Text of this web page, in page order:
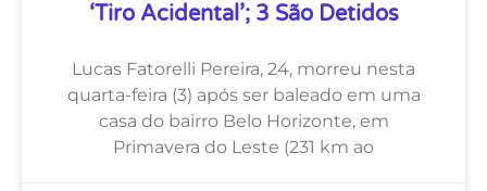
‘tiro Acidental’; 3 São Detidos
Lucas Fatorelli Pereira, 24, morreu nesta
quarta-feira (3) após ser baleado em uma
casa do bairro Belo Horizonte, em
Primavera do Leste (231 km ao